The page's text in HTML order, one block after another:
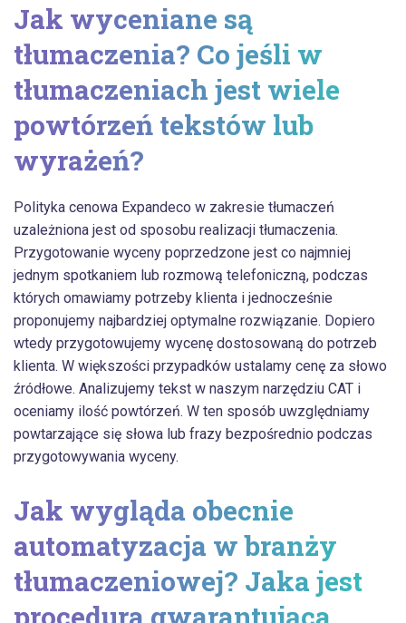
Jak wyceniane są
tłumaczenia? Co jeśli w
tłumaczeniach jest wiele
powtórzeń tekstów lub
wyrażeń?
Polityka cenowa Expandeco w zakresie tłumaczeń
uzależniona jest od sposobu realizacji tłumaczenia.
Przygotowanie wyceny poprzedzone jest co najmniej
jednym spotkaniem lub rozmową telefoniczną, podczas
których omawiamy potrzeby klienta i jednocześnie
proponujemy najbardziej optymalne rozwiązanie. Dopiero
wtedy przygotowujemy wycenę dostosowaną do potrzeb
klienta. W większości przypadków ustalamy cenę za słowo
źródłowe. Analizujemy tekst w naszym narzędziu CAT i
oceniamy ilość powtórzeń. W ten sposób uwzględniamy
powtarzające się słowa lub frazy bezpośrednio podczas
przygotowywania wyceny.
Jak wygląda obecnie
automatyzacja w branży
tłumaczeniowej? Jaka jest